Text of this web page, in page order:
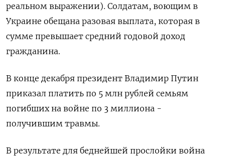
реальном выражении). Солдатам, воющим в
Украине обещана разовая выплата, которая в
сумме превышает средний годовой доход
гражданина.
В конце декабря президент Владимир Путин
приказал платить по 5 млн рублей семьям
погибших на войне по 3 миллиона -
получившим травмы.
В результате для беднейшей прослойки война